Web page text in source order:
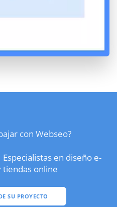
con Webseo?
en diseño e-
online
SU PROYECTO